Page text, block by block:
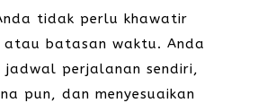
tidak perlu khawatir
atau batasan waktu. Anda
jadwal perjalanan sendiri,
pun, dan menyesuaikan